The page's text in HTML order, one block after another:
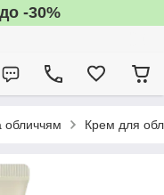
-30%
обличчям Крем для